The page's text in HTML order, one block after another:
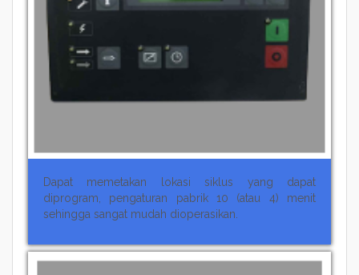
Dapat memetakan lokasi siklus yang dapat
diprogram, pengaturan pabrik 10 (atau 4) menit
sehingga sangat mudah dioperasikan.